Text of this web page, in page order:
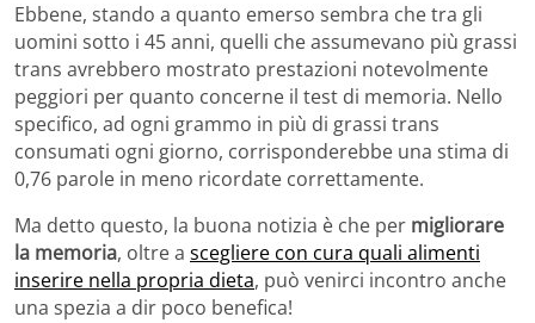
Ebbene, stando a quanto emerso sembra che tra gli
uomini sotto i 45 anni, quelli che assumevano più grassi
trans avrebbero mostrato prestazioni notevolmente
peggiori per quanto concerne il test di memoria. Nello
specifico, ad ogni grammo in più di grassi trans
consumati ogni giorno, corrisponderebbe una stima di
0,76 parole in meno ricordate correttamente.
Ma detto questo, la buona notizia è che per migliorare
la memoria, oltre a scegliere con cura quali alimenti
inserire nella propria dieta, può venirci incontro anche
una spezia a dir poco benefica!